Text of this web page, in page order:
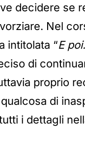
decidere se
Nel
intitolata “E
di
proprio
di
i dettagli